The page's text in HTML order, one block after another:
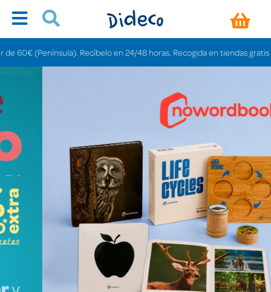
Recíbelo en 24/48 horas. Recogida en tiendas gratis en 3-6 días.